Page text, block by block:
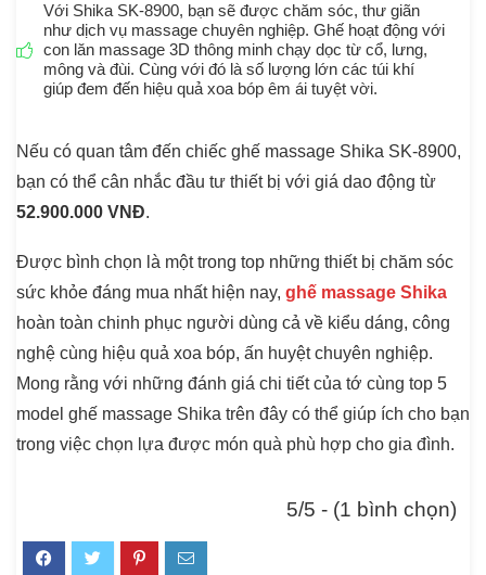
Với Shika SK-8900, bạn sẽ được chăm sóc, thư giãn
như dịch vụ massage chuyên nghiệp. Ghế hoạt động với
con lăn massage 3D thông minh chạy dọc từ cổ, lưng,
mông và đùi. Cùng với đó là số lượng lớn các túi khí
giúp đem đến hiệu quả xoa bóp êm ái tuyệt vời.
Nếu có quan tâm đến chiếc ghế massage Shika SK-8900,
bạn có thể cân nhắc đầu tư thiết bị với giá dao động từ
52.900.000 VNĐ.
Được bình chọn là một trong top những thiết bị chăm sóc
sức khỏe đáng mua nhất hiện nay, ghế massage Shika
hoàn toàn chinh phục người dùng cả về kiểu dáng, công
nghệ cùng hiệu quả xoa bóp, ấn huyệt chuyên nghiệp.
Mong rằng với những đánh giá chi tiết của tớ cùng top 5
model ghế massage Shika trên đây có thể giúp ích cho bạn
trong việc chọn lựa được món quà phù hợp cho gia đình.
5/5 - (1 bình chọn)